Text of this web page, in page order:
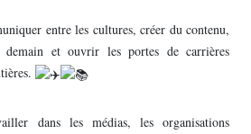
entre les cultures, créer du contenu,
et ouvrir les portes de carrières
dans les médias, les organisations